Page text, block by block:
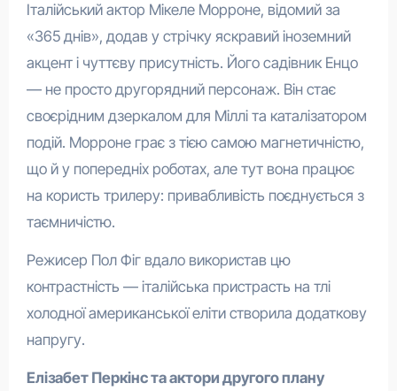
Італійський актор Мікеле Морроне, відомий за
«365 днів», додав у стрічку яскравий іноземний
акцент і чуттєву присутність. Його садівник Енцо
— не просто другорядний персонаж. Він стає
своєрідним дзеркалом для Міллі та каталізатором
подій. Морроне грає з тією самою магнетичністю,
що й у попередніх роботах, але тут вона працює
на користь трилеру: привабливість поєднується з
таємничістю.
Режисер Пол Фіг вдало використав цю
контрастність — італійська пристрасть на тлі
холодної американської еліти створила додаткову
напругу.
Елізабет Перкінс та актори другого плану